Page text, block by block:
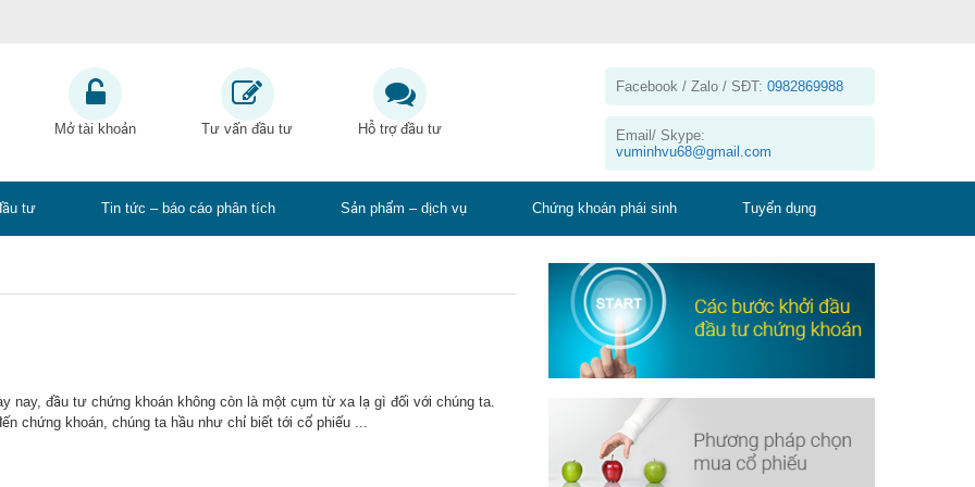
Mở tài khoản Tư vấn đầu tư Hỗ trợ đầu tư
Facebook / Zalo / SĐT: 0982869988
Email/ Skype:
vuminhvu68@gmail.com
tư Tin tức – báo cáo phân tích Sản phẩm – dịch vụ Chứng khoán phái sinh Tuyển dụng
nay, đầu tư chứng khoán không còn là một cụm từ xa lạ gì đối với chúng ta.
chứng khoán, chúng ta hầu như chỉ biết tới cổ phiếu ...